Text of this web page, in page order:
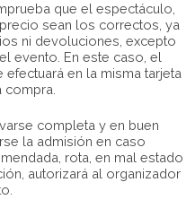
que el espectáculo,
sean los correctos, ya
ni devoluciones, excepto
evento. En este caso, el
en la misma tarjeta
completa y en buen
la admisión en caso
rota, en mal estado
autorizará al organizador